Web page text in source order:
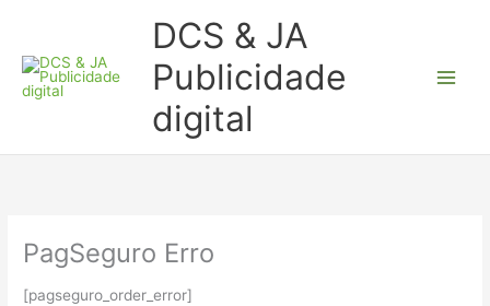
conteúdo
DCS & JA
Publicidade
digital
PagSeguro Erro
[pagseguro_order_error]